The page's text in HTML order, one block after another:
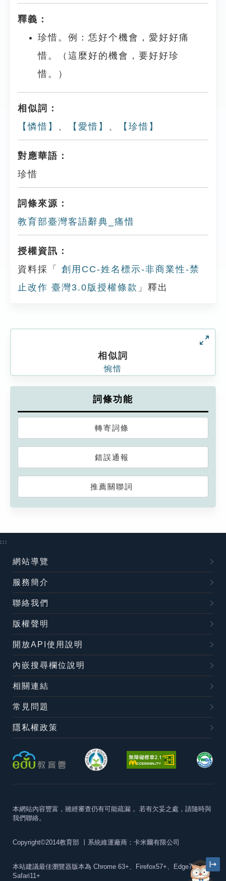
釋義：
珍惜。例：恁好个機會，愛好好痛
惜。（這麼好的機會，要好好珍
惜。）
相似詞：
【憐惜】 、 【愛惜】 、 【珍惜】
對應華語：
珍惜
詞條來源：
教育部臺灣客語辭典_痛惜
授權資訊：
資料採「
創用CC-姓名標示-非商業性-禁
止改作 臺灣3.0版授權條款 」釋出
相似詞
惋惜
詞條功能
轉寄詞條
錯誤通報
推薦關聯詞
:::
網站導覽
服務簡介
聯絡我們
版權聲明
開放API使用說明
內嵌搜尋欄位說明
相關連結
常見問題
隱私權政策
本網站內容豐富，雖經審查仍有可能疏漏， 若有欠妥之處，請隨時與
我們聯絡。
Copyright©2014教育部 丨系統維運廠商：卡米爾有限公司
本站建議最佳瀏覽器版本為 Chrome 63+、Firefox57+、Edge79+及
Safari11+